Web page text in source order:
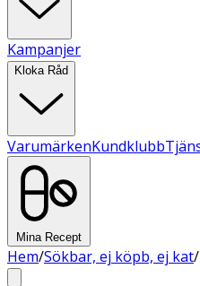
Kampanjer
Kloka Råd
VarumärkenKundklubb
Mina Recept
Hem/Sökbar, ej köpb, ej kat/